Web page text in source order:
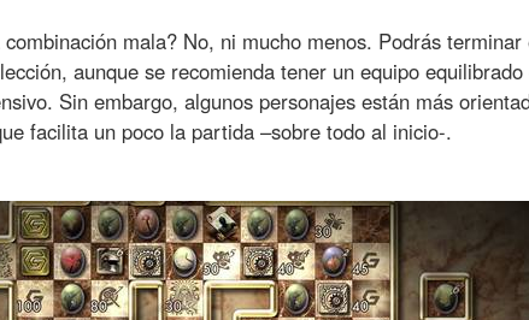
mala? No, ni mucho menos. Podrás terminar
aunque se recomienda tener un equipo equilibrado
Sin embargo, algunos personajes están más
facilita un poco la partida –sobre todo al inicio-.